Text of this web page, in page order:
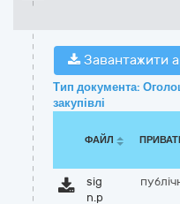
Завантажити
Тип документа:
закупівлі
ФАЙЛ
sig
n.p